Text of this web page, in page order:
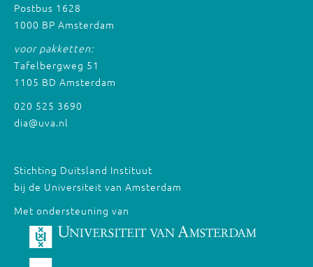
Postbus 1628
1000 BP Amsterdam
voor pakketten:
Tafelbergweg 51
1105 BD Amsterdam
020 525 3690
dia@uva.nl
Stichting Duitsland Instituut
bij de Universiteit van Amsterdam
Met ondersteuning van